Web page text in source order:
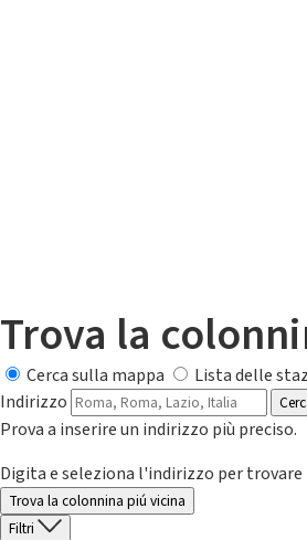
Trova la
Cerca sulla mappa
Lista delle
Indirizzo
Prova a inserire un indirizzo più preciso.
Digita e seleziona l'indirizzo per
Trova la colonnina piú vicina
Filtri